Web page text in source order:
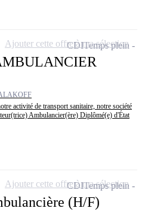
activité de transport sanitaire, notre société
Ambulancier(ère) Diplômé(e) d'État
CDITemps plein
Ajouter cette offre à ma sélection
(H/F)
CDITemps plein
Ajouter cette offre à ma sélection